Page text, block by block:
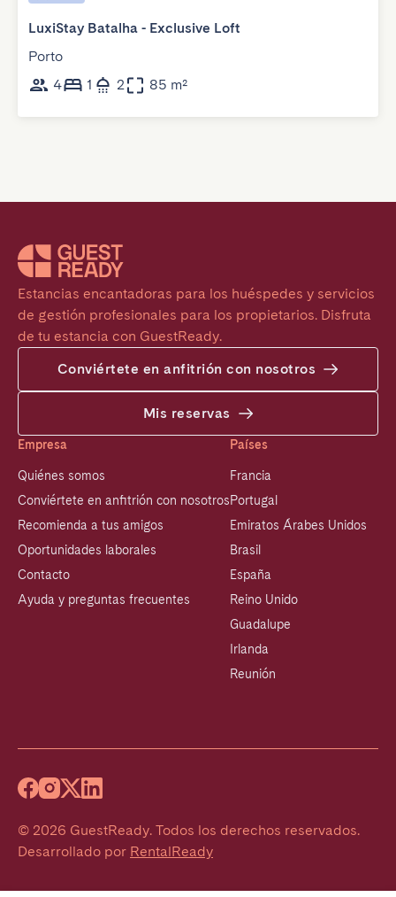
LuxiStay Batalha - Exclusive Loft
Porto
4
1 2 85 m²
Estancias encantadoras para los huéspedes y servicios
de gestión profesionales para los propietarios. Disfruta
de tu estancia con GuestReady.
Conviértete en anfitrión con nosotros
Mis reservas
Empresa
Quiénes somos
Conviértete en anfitrión con nosotros
Recomienda a tus amigos
Oportunidades laborales
Contacto
Ayuda y preguntas frecuentes
Países
Francia
Portugal
Emiratos Árabes Unidos
Brasil
España
Reino Unido
Guadalupe
Irlanda
Reunión
© 2026 GuestReady. Todos los derechos reservados.
Desarrollado por RentalReady